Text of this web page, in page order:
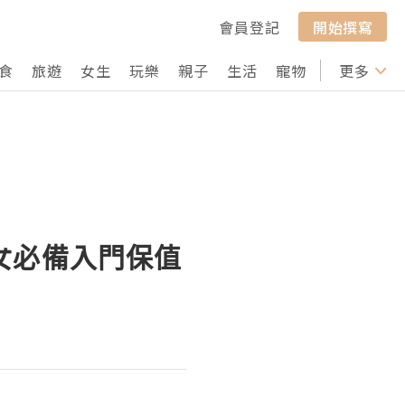
會員登記
開始撰寫
旅遊 女生 玩樂 親子 生活 寵物 行山 打卡
更多
備入門保值